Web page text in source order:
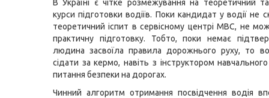
В Україні є чітке розмежування на теоретичний
курси підготовки водіїв. Поки кандидат у водії не
теоретичний іспит в сервісному центрі МВС, не
практичну підготовку. Тобто, поки немає
людина засвоїла правила дорожнього руху, то
сідати за кермо, навіть з інструктором
питання безпеки на дорогах.
Чинний алгоритм отримання посвідчення водія